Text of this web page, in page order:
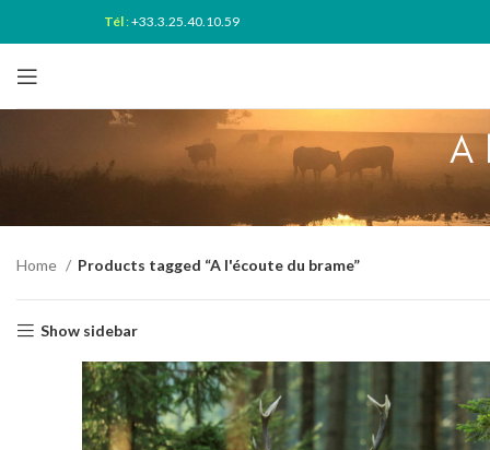
Tél:+33.3.25.40.10.59
A
Home Products tagged “A l'écoute du brame”
Show sidebar